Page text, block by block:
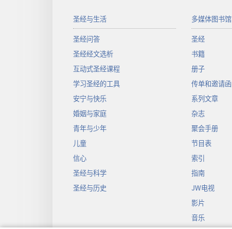
圣经与生活
圣经问答
圣经经文选析
互动式圣经课程
学习圣经的工具
安宁与快乐
婚姻与家庭
青年与少年
儿童
信心
圣经与科学
圣经与历史
多媒体图书馆
圣经
书籍
册子
传单和邀请函
系列文章
杂志
聚会手册
节目表
索引
指南
JW电视
影片
音乐